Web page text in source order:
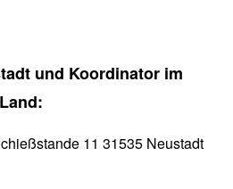
und Koordinator im
11 31535 Neustadt